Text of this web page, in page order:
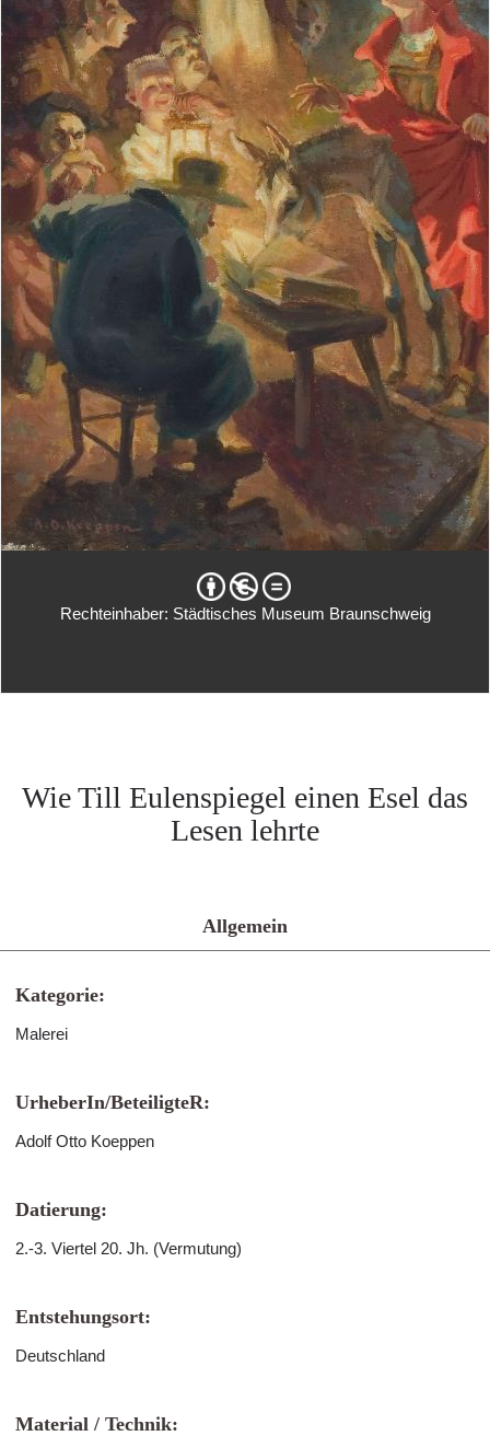
Rechteinhaber: Städtisches Museum Braunschweig
Wie Till Eulenspiegel einen Esel das
Lesen lehrte
Allgemein
Kategorie:
Malerei
UrheberIn/BeteiligteR:
Adolf Otto Koeppen
Datierung:
2.-3. Viertel 20. Jh. (Vermutung)
Entstehungsort:
Deutschland
Material / Technik: